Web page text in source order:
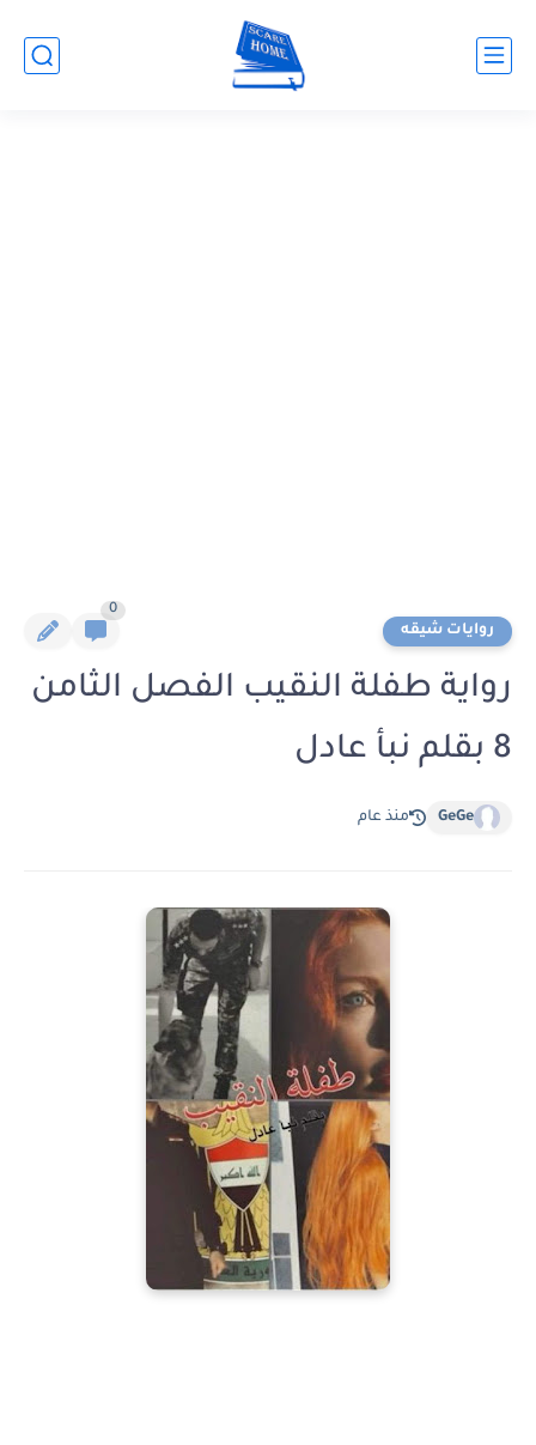
روايات شيقه
0
رواية طفلة النقيب الفصل الثامن
8 بقلم نبأ عادل
GeGe منذ عام